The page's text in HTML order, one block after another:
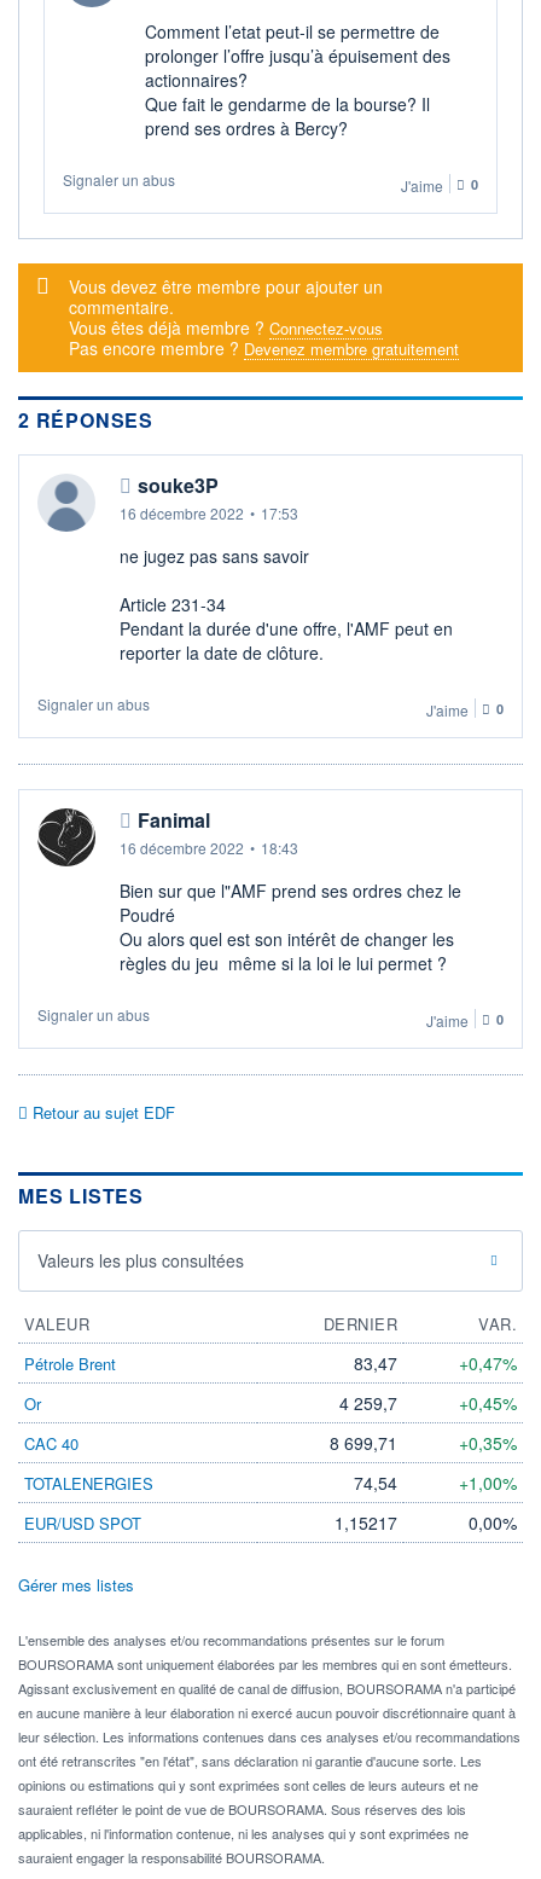
CAPITAL ÉCHANGÉ
0,00%
VALORISATION
50 034 MEUR 17.05.23 / 17:35:10
LIMITE À LA LIMITE À LA
ESTIMÉ 2026
-
2026
-
DERNIER
DIVIDENDE
0,00 EUR
DATE
DERNIER
-
DIVIDENDE
-
SRD
Non éligible
Boursobank
+ PORTEFEUILLE
Comment l’etat peut-il se permettre de
prolonger l’offre jusqu’à épuisement des
actionnaires?
Que fait le gendarme de la bourse? Il
prend ses ordres à Bercy?
Signaler un abus J'aime 0
Message d'alerte
Vous devez être membre pour ajouter un
commentaire.
Vous êtes déjà membre ? Connectez-vous
Pas encore membre ? Devenez membre gratuitement
2 RÉPONSES
souke3P
16 décembre 2022 • 17:53
ne jugez pas sans savoir
Article 231-34
Pendant la durée d'une offre, l'AMF peut en
reporter la date de clôture.
Signaler un abus J'aime 0
Fanimal
16 décembre 2022 • 18:43
Bien sur que l"AMF prend ses ordres chez le
Poudré
Ou alors quel est son intérêt de changer les
règles du jeu même si la loi le lui permet ?
Signaler un abus J'aime 0
Retour au sujet EDF
MES LISTES
Valeurs les plus consultées
VALEUR DERNIER
VAR.
Pétrole Brent
83,47 +0,47%
Or 4 259,7 +0,45%
CAC 40 8 699,71 +0,35%
TOTALENERGIES 74,54 +1,00%
EUR/USD SPOT 1,15217 0,00%
Gérer mes listes
L'ensemble des analyses et/ou recommandations présentes sur le forum
BOURSORAMA sont uniquement élaborées par les membres qui en sont émetteurs.
Agissant exclusivement en qualité de canal de diffusion, BOURSORAMA n'a participé
en aucune manière à leur élaboration ni exercé aucun pouvoir discrétionnaire quant à
leur sélection. Les informations contenues dans ces analyses et/ou recommandations
ont été retranscrites "en l'état", sans déclaration ni garantie d'aucune sorte. Les
opinions ou estimations qui y sont exprimées sont celles de leurs auteurs et ne
sauraient refléter le point de vue de BOURSORAMA. Sous réserves des lois
applicables, ni l'information contenue, ni les analyses qui y sont exprimées ne
sauraient engager la responsabilité BOURSORAMA.